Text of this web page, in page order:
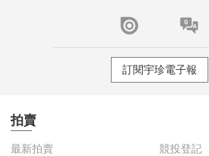
訂閱宇珍電子報
拍賣
最新拍賣 競投登記